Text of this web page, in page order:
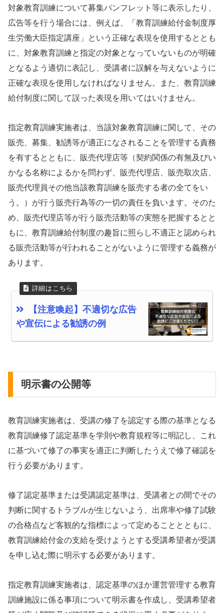
対象教育訓練について募集パンフレット等に表示したり、
広告等を行う場合には、例えば、「教育訓練給付金制度厚
生労働大臣指定講座」という正確な表現を使用するととも
に、対象教育訓練と指定の対象となっていないものが明確
となるよう適切に表記し、受講者に誤解を与えないように
正確な表現を使用しなければなりません。また、教育訓練
給付制度に関して誤った表現を用いてはいけません。
指定教育訓練実施者は、当該対象教育訓練に関して、その
販売、募集、勧誘等が適正になされることを管理する責務
を有するとともに、販売代理店等（契約関係の有無及びい
かなる名称によるかを問わず、販売代理店、販売取次店、
販売代理員その他当該教育訓練を販売する者の全てをい
う。）が行う販売行為等の一切の責任を負います。そのた
め、販売代理店等が行う販売活動等の実態を把握するとと
もに、教育訓練給付制度の趣旨に照らし不適正と認められ
る販売活動等が行われることがないように管理する義務が
あります。
【注意喚起】不適切な広告
や宣伝による勧誘の例
明示書の公開等
教育訓練実施者は、受講の修了を認定する際の基準となる
教育訓練修了認定基準を学則や教育規程等に明記し、これ
に基づいて修了の事実を適正に判断したうえで修了確認を
行う必要があります。
修了認定基準または受講認定基準は、受講者との間でその
判断に関するトラブルが生じないよう、出席率や修了試験
の合格点など客観的な指標によって定めることとともに、
教育訓練給付金の支給を受けようとする受講希望者が受講
を申し込む際に明示する必要があります。
指定教育訓練実施者は、認定基準のほか運営管理する教育
訓練施設に係る事項について明示書を作成し、受講希望者